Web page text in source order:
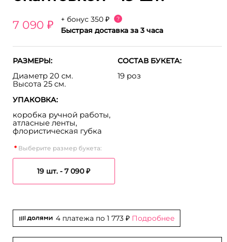
7 090 ₽ + бонус 350 ₽ ?
Быстрая доставка за 3 часа
РАЗМЕРЫ:
Диаметр 20 см.
Высота 25 см.
СОСТАВ БУКЕТА:
19 роз
УПАКОВКА:
коробка ручной работы,
атласные ленты,
флористическая губка
Выберите размер букета:
19 шт. -7 090 ₽
4 платежа по 1 773 ₽ Подробнее